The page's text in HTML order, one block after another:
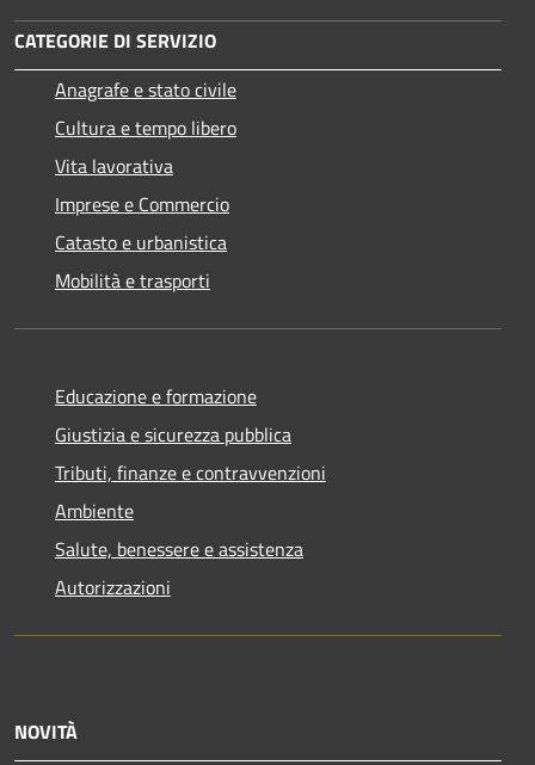
CATEGORIE DI SERVIZIO
Anagrafe e stato civile
Cultura e tempo libero
Vita lavorativa
Imprese e Commercio
Catasto e urbanistica
Mobilità e trasporti
Educazione e formazione
Giustizia e sicurezza pubblica
Tributi, finanze e contravvenzioni
Ambiente
Salute, benessere e assistenza
Autorizzazioni
NOVITÀ